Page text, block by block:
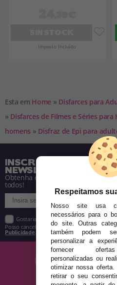
Imposto Incluído
Esta em Home » Disfarces para
» Disfarces de Filmes e Séries para
homens » Disfraz de Epi para
INSCREVA-SE NA
NEWSLETTER
Obtenha descontos e saiba de tudo
todos!
Gostaria de receber descontos
Posso cancelar a inscrição a qualquer
Publicidade
Respeitamos
Nosso site usa
necessários para o
do site. Outras
também podem
personalizar a
fornecer
personalizadas ou
otimizar nossa
retirar o seu